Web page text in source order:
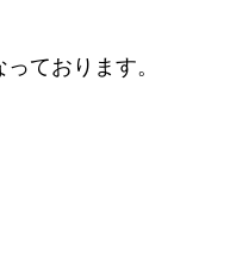
ております。